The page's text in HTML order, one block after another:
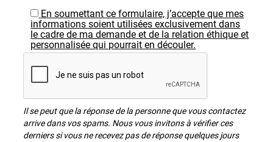
En soumettant ce formulaire, j’accepte que mes
informations soient utilisées exclusivement dans
le cadre de ma demande et de la relation éthique et
personnalisée qui pourrait en découler.
Il se peut que la réponse de la personne que vous contactez
arrive dans vos spams. Nous vous invitons à vérifier ces
derniers si vous ne recevez pas de réponse quelques jours